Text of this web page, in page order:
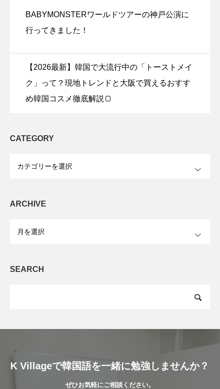
BABYMONSTERワールドツアーの神戸公演に
行ってきました！
【2026最新】韓国で大流行中の「トーストメイ
ク」って？現地トレンドと大阪で買えるおすす
め韓国コスメ徹底解説🍞
CATEGORY
ARCHIVE
SEARCH
K Villageで韓国語を一緒に勉強しませんか？
ぜひお気軽にご相談ください。